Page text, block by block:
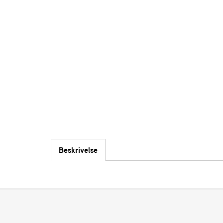
Beskrivelse